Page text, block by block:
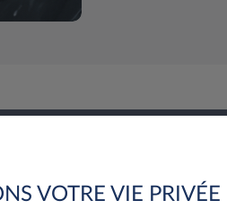
VOTRE VIE PRIVÉE